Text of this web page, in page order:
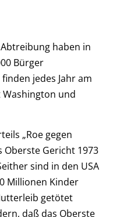
haben in
Bürger
jedes Jahr am
Washington und
„Roe gegen
Oberste Gericht 1973
sind in den USA
Millionen Kinder
getötet
daß das Oberste